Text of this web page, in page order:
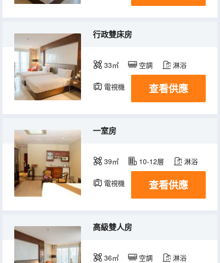
行政雙床房
33㎡ 空調 淋浴
電視機 查看供應
一室房
39㎡ 10-12層 淋浴
電視機 冰箱
查看供應
高級雙人房
36㎡ 空調 淋浴